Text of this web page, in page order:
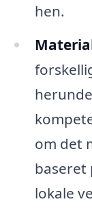
hen.
om det
baseret
lokale